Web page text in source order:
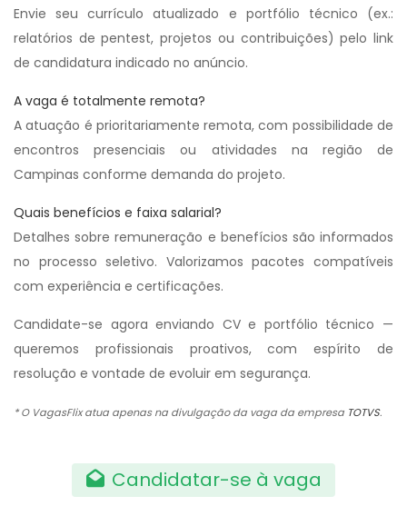
Envie seu currículo atualizado e portfólio técnico (ex.:
relatórios de pentest, projetos ou contribuições) pelo link
de candidatura indicado no anúncio.
A vaga é totalmente remota?
A atuação é prioritariamente remota, com possibilidade de
encontros presenciais ou atividades na região de
Campinas conforme demanda do projeto.
Quais benefícios e faixa salarial?
Detalhes sobre remuneração e benefícios são informados
no processo seletivo. Valorizamos pacotes compatíveis
com experiência e certificações.
Candidate-se agora enviando CV e portfólio técnico —
queremos profissionais proativos, com espírito de
resolução e vontade de evoluir em segurança.
* O VagasFlix atua apenas na divulgação da vaga da empresa TOTVS.
Candidatar-se à vaga